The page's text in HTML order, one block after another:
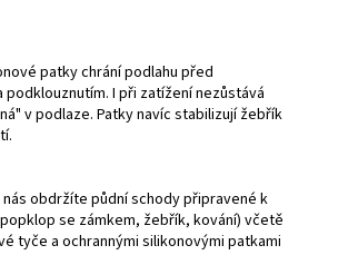
patky chrání podlahu před
podklouznutím. I při zatížení nezůstává
v podlaze. Patky navíc stabilizují žebřík
obdržíte půdní schody připravené k
se zámkem, žebřík, kování) včetě
tyče a ochrannými silikonovými patkami